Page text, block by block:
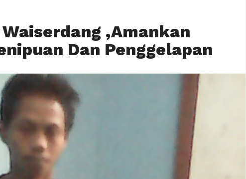
,Amankan
Dan Penggelapan